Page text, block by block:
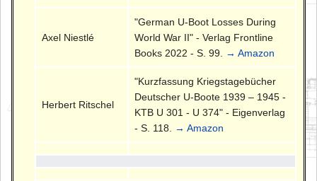
Axel Niestlé
"German U-Boot Losses During
World War II" - Verlag Frontline
Books 2022 - S. 99.
→ Amazon
Herbert Ritschel
"Kurzfassung Kriegstagebücher
Deutscher U-Boote 1939 – 1945 -
KTB U 301 - U 374" - Eigenverlag
- S. 118.
→ Amazon